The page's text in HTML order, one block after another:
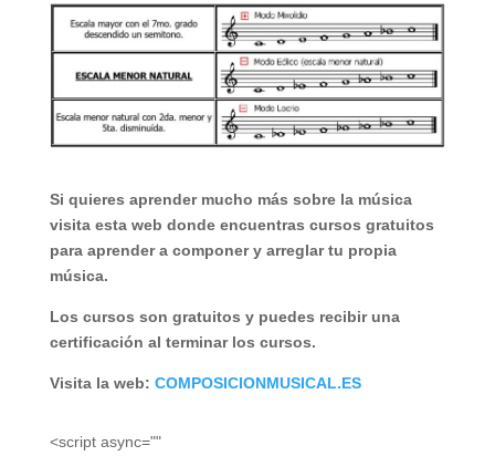
Si quieres aprender mucho más sobre la música
visita esta web donde encuentras cursos gratuitos
para aprender a componer y arreglar tu propia
música.
Los cursos son gratuitos y puedes recibir una
certificación al terminar los cursos.
Visita la web: COMPOSICIONMUSICAL.ES
<script async=""